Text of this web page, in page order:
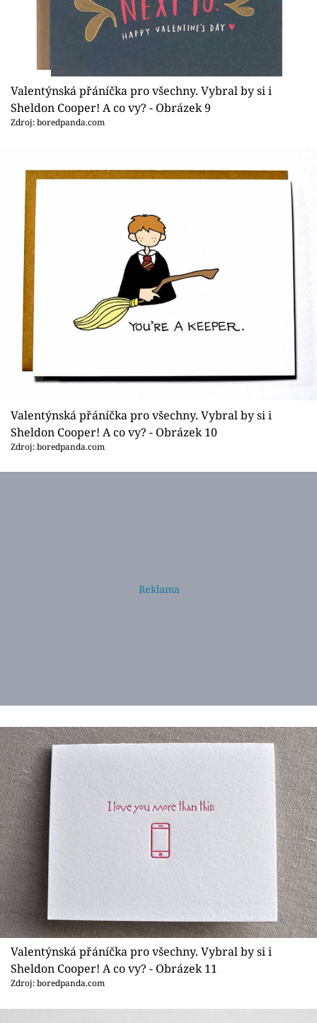
Valentýnská přáníčka pro všechny. Vybral by si i
Sheldon Cooper! A co vy? - Obrázek 9
Zdroj: boredpanda.com
Valentýnská přáníčka pro všechny. Vybral by si i
Sheldon Cooper! A co vy? - Obrázek 10
Zdroj: boredpanda.com
Valentýnská přáníčka pro všechny. Vybral by si i
Sheldon Cooper! A co vy? - Obrázek 11
Zdroj: boredpanda.com